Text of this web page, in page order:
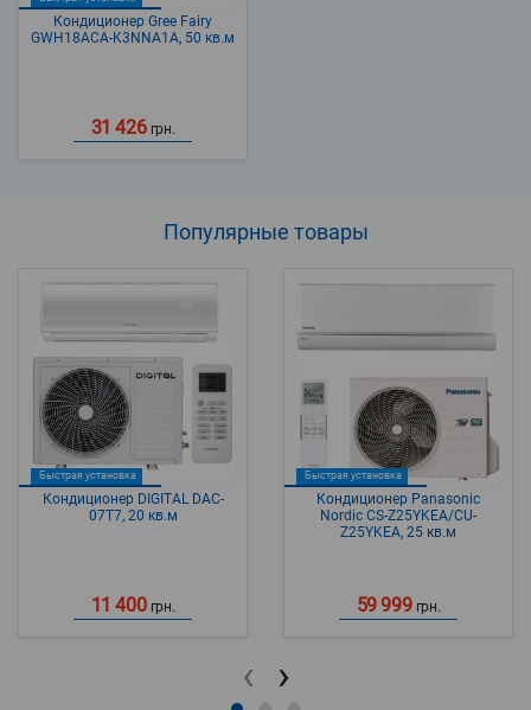
Кондиционер Gree Fairy
GWH18ACA-K3NNA1A, 50 кв.м
31 426 грн.
Популярные товары
Быстрая установка
Кондиционер DIGITAL DAC-
07T7, 20 кв.м
11 400 грн.
Быстрая установка
Кондиционер Panasonic
Nordic CS-Z25YKEA/CU-
Z25YKEA, 25 кв.м
59 999 грн.
‹ ›